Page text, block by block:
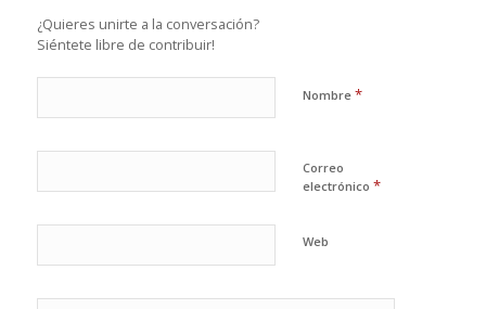
¿Quieres unirte a la conversación?
Siéntete libre de contribuir!
Nombre *
Correo
electrónico *
Web